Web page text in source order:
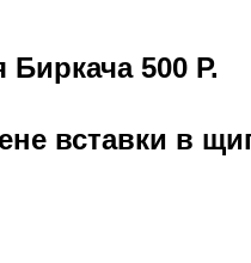
500 Р.
вставки в